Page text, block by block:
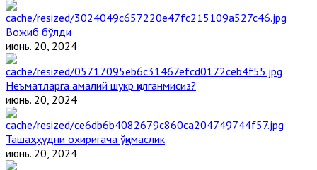
Вожиб бўлди
июнь. 20, 2024
Неъматларга амалий шукр қилганмисиз?
июнь. 20, 2024
Ташаҳҳудни охиригача ўқимаслик
июнь. 20, 2024